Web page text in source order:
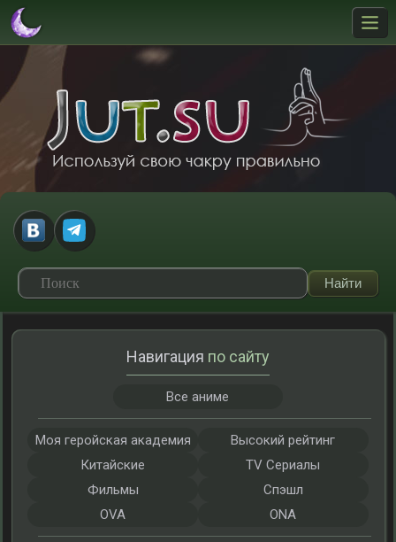
Навигация по сайту
Все аниме
Моя геройская академия
Высокий рейтинг
Китайские
TV Сериалы
Фильмы
Спэшл
OVA
ONA